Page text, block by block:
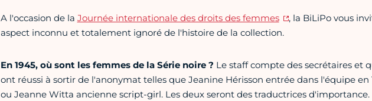
A l'occasion de la Journée internationale des droits des femmes
, la BiLiPo vous
aspect inconnu et totalement ignoré de l'histoire de la collection.
En 1945, où sont les femmes de la Série noire ? Le staff compte des secrétaires et
ont réussi à sortir de l'anonymat telles que Jeanine Hérisson entrée dans l'équipe en
ou Jeanne Witta ancienne script-girl. Les deux seront des traductrices d'importance.